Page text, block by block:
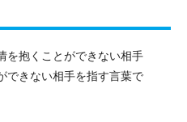
を抱くことができない相手
できない相手を指す言葉で